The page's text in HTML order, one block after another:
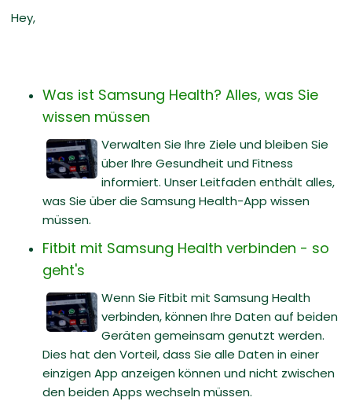
Hey,
Was ist Samsung Health? Alles, was Sie
wissen müssen
Verwalten Sie Ihre Ziele und bleiben Sie
über Ihre Gesundheit und Fitness
informiert. Unser Leitfaden enthält alles,
was Sie über die Samsung Health-App wissen
müssen.
Fitbit mit Samsung Health verbinden - so
geht's
Wenn Sie Fitbit mit Samsung Health
verbinden, können Ihre Daten auf beiden
Geräten gemeinsam genutzt werden.
Dies hat den Vorteil, dass Sie alle Daten in einer
einzigen App anzeigen können und nicht zwischen
den beiden Apps wechseln müssen.